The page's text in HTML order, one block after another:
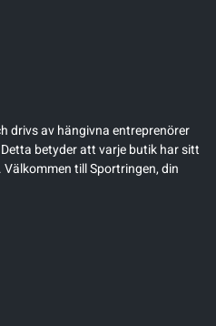
drivs av hängivna entreprenörer
betyder att varje butik har sitt
till Sportringen, din